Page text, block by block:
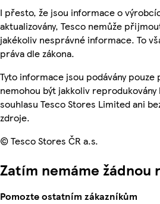
I přesto, že jsou informace o
aktualizovány, Tesco nemůže
jakékoliv nesprávné informace. To
práva dle zákona.
Tyto informace jsou podávány
nemohou být jakkoliv
souhlasu Tesco Stores Limited ani
zdroje.
© Tesco Stores ČR a.s.
Zatím nemáme žádnou
Pomozte ostatním zákazníkům